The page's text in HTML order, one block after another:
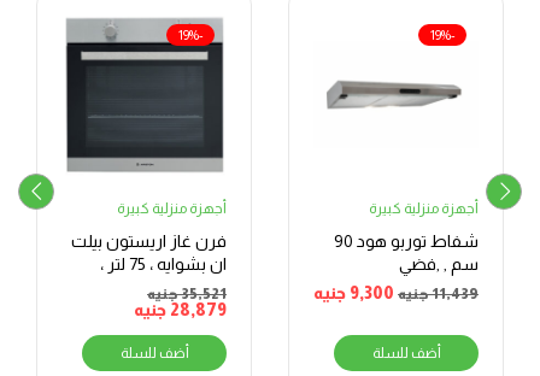
-19%
أجهزة منزلية كبيرة
شفاط توربو هود 90
سم , ,فضي
11,439جنيه 9,300 جنيه
أضف للسلة
-19%
أجهزة منزلية كبيرة
فرن غاز اريستون بيلت
ان بشوايه ، 75 لتر ،
فضي – GA3 124 IX A1
35,521جنيه
28,879 جنيه
أضف للسلة